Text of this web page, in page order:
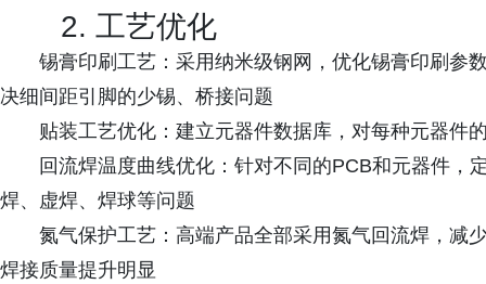
2. 工艺优化
锡膏印刷工艺：采用纳米级钢网，优化锡膏印刷参
决细间距引脚的少锡、桥接问题
贴装工艺优化：建立元器件数据库，对每种元器件
回流焊温度曲线优化：针对不同的PCB和元器件，
焊、虚焊、焊球等问题
氮气保护工艺：高端产品全部采用氮气回流焊，减
焊接质量提升明显